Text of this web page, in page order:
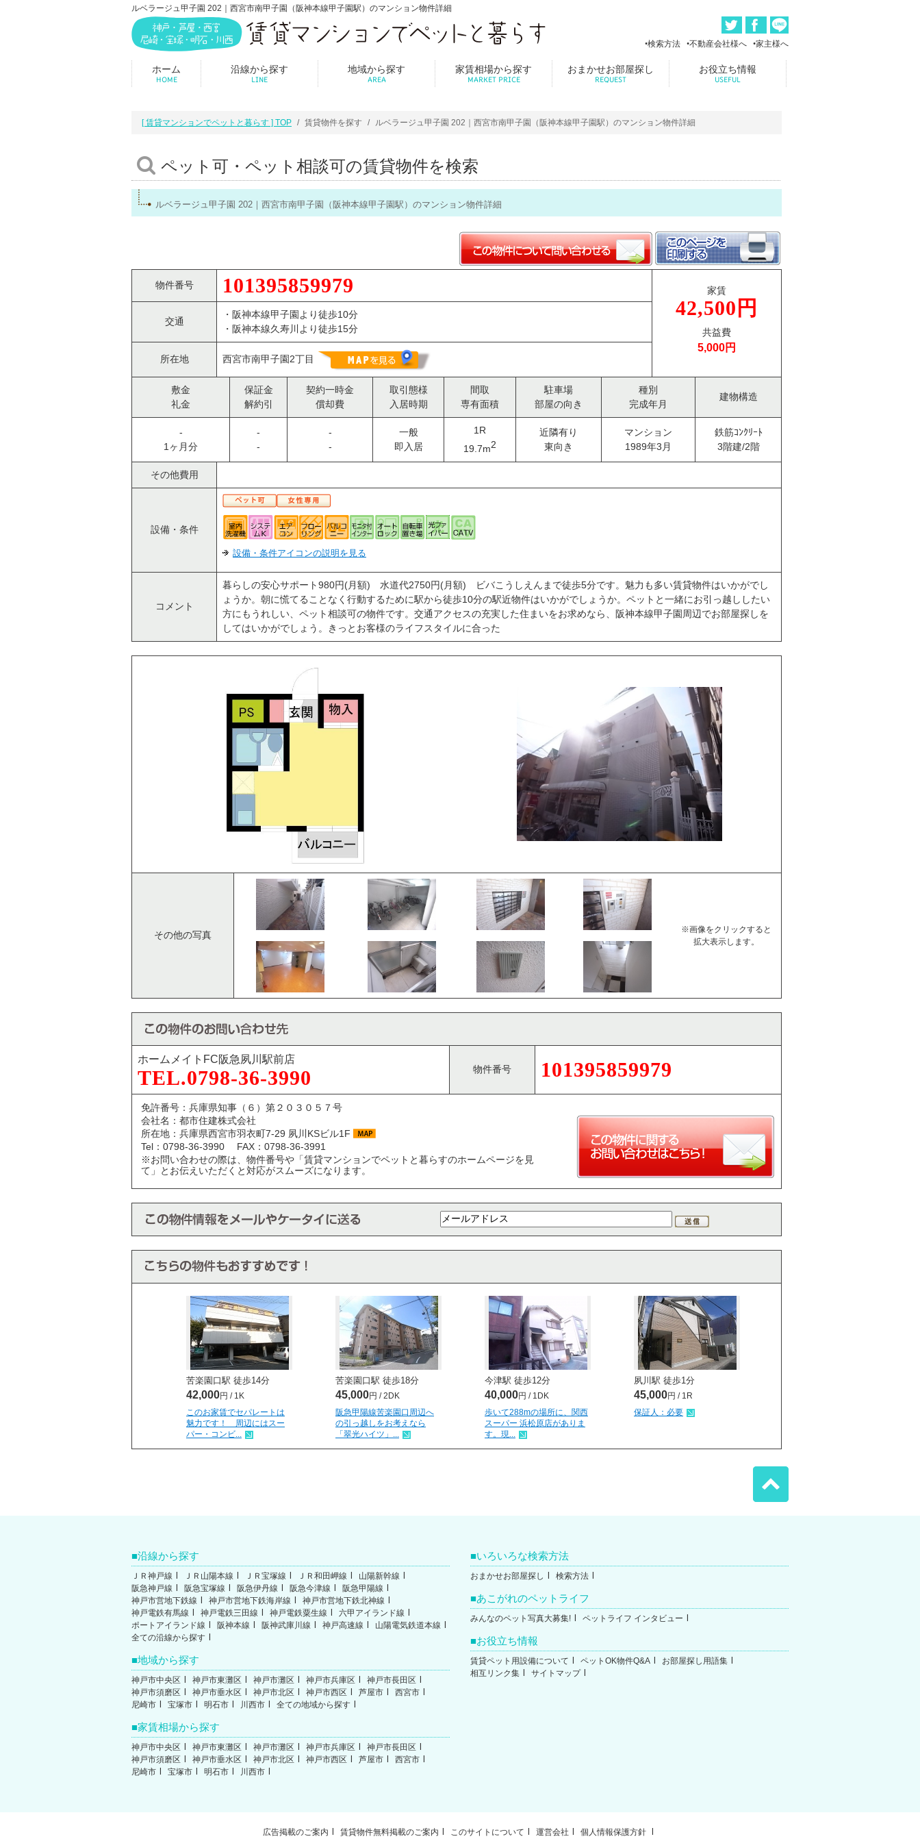
ルベラージュ甲子園 202｜西宮市南甲子園（阪神本線甲子園駅）のマンション物件詳細
検索方法 不動産会社様へ 家主様へ
ホーム
HOME
沿線から探す
LINE
地域から探す
AREA
家賃相場から探す
MARKET PRICE
おまかせお部屋探し
REQUEST
お役立ち情報
USEFUL
[ 賃貸マンションでペットと暮らす ] TOP 賃貸物件を探す ルベラージュ甲子園 202｜西宮市南甲子園（阪神本線甲子園駅）のマンション物件詳細
ペット可・ペット相談可の賃貸物件を検索
ルベラージュ甲子園 202｜西宮市南甲子園（阪神本線甲子園駅）のマンション物件詳細
物件番号 101395859979 家賃
42,500円
共益費
5,000円
交通
・阪神本線甲子園より徒歩10分
・阪神本線久寿川より徒歩15分
所在地 西宮市南甲子園2丁目
敷金
礼金
保証金
解約引
契約一時金
償却費
取引態様
入居時期
間取
専有面積
駐車場
部屋の向き
種別
完成年月
建物構造
-
1ヶ月分
-
-
-
-
一般
即入居
1R
19.7m2
近隣有り
東向き
マンション
1989年3月
鉄筋ｺﾝｸﾘｰﾄ
3階建/2階
その他費用
設備・条件
設備・条件アイコンの説明を見る
コメント
暮らしの安心サポート980円(月額) 水道代2750円(月額) ビバこうしえんまで徒歩5分です。魅力も多い賃貸物件はいかがでし
ょうか。朝に慌てることなく行動するために駅から徒歩10分の駅近物件はいかがでしょうか。ペットと一緒にお引っ越ししたい
方にもうれしい、ペット相談可の物件です。交通アクセスの充実した住まいをお求めなら、阪神本線甲子園周辺でお部屋探しを
してはいかがでしょう。きっとお客様のライフスタイルに合った
その他の写真
※画像をクリックすると
拡大表示します。
ホームメイトFC阪急夙川駅前店
TEL.0798-36-3990 物件番号 101395859979
免許番号：兵庫県知事（６）第２０３０５７号
会社名：都市住建株式会社
所在地：兵庫県西宮市羽衣町7-29 夙川KSビル1F
Tel：0798-36-3990 FAX：0798-36-3991
※お問い合わせの際は、物件番号や「賃貸マンションでペットと暮らすのホームページを見
て」とお伝えいただくと対応がスムーズになります。
苦楽園口駅 徒歩14分
42,000円 / 1K
このお家賃でセパレートは
魅力です！ 周辺にはスー
パー・コンビ...
苦楽園口駅 徒歩18分
45,000円 / 2DK
阪急甲陽線苦楽園口周辺へ
の引っ越しをお考えなら
「翠光ハイツ」...
今津駅 徒歩12分
40,000円 / 1DK
歩いて288mの場所に、関西
スーパー 浜松原店がありま
す。現...
夙川駅 徒歩1 分
45,000円 / 1R
保証人：必要
沿線から探す
ＪＲ神戸線 ＪＲ山陽本線 ＪＲ宝塚線 ＪＲ和田岬線
山陽新幹線
阪急神戸線
阪急宝塚線 阪急伊丹線 阪急今津線
阪急甲陽線
神戸市営地下鉄線
神戸市営地下鉄海岸線
神戸市営地下鉄北神線
神戸電鉄有馬線
神戸電鉄三田線 神戸電鉄粟生線
六甲アイランド線
ポートアイランド線
阪神本線 阪神武庫川線 神戸高速線
山陽電気鉄道本線
全ての沿線から探す
地域から探す
神戸市中央区 神戸市東灘区 神戸市灘区 神戸市兵庫区
神戸市長田区
神戸市須磨区
神戸市垂水区 神戸市北区 神戸市西区 芦屋市
西宮市
尼崎市
宝塚市 明石市 川西市 全ての地域から探す
家賃相場から探す
神戸市中央区 神戸市東灘区 神戸市灘区 神戸市兵庫区
神戸市長田区
神戸市須磨区
神戸市垂水区 神戸市北区 神戸市西区 芦屋市
西宮市
尼崎市
宝塚市 明石市 川西市
いろいろな検索方法
おまかせお部屋探し 検索方法
あこがれのペットライフ
みんなのペット写真大募集! ペットライフ インタビュー
お役立ち情報
賃貸ペット用設備について ペットOK物件Q&A
お部屋探し用語集
相互リンク集
サイトマップ
広告掲載のご案内 賃貸物件無料掲載のご案内 このサイトについて 運営会社 個人情報保護方針